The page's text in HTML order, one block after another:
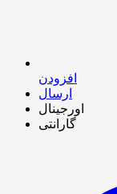
افزودن
ارسال
اورجینال
گارانتی